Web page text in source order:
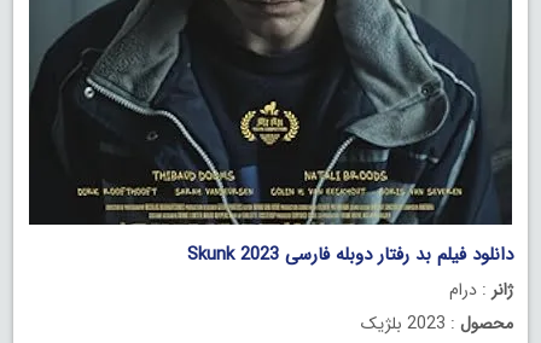
دانلود فیلم بد رفتار دوبله فارسی Skunk 2023
ژانر : درام
محصول : 2023 بلژیک